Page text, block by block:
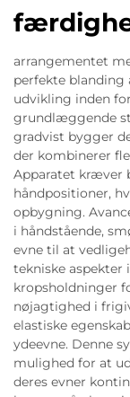
arrangementet
perfekte
udvikling inden
grundlæggende
gradvist bygger
der kombinerer
Apparatet kræver
håndpositioner,
opbygning.
i håndstående,
evne til at
tekniske aspekter
kropsholdninger
nøjagtighed i
elastiske
ydeevne. Denne
mulighed for at
deres evner